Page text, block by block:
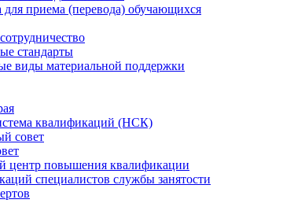
для приема (перевода) обучающихся
стандарты
виды материальной поддержки
квалификаций (НСК)
совет
центр повышения квалификации
специалистов службы занятости